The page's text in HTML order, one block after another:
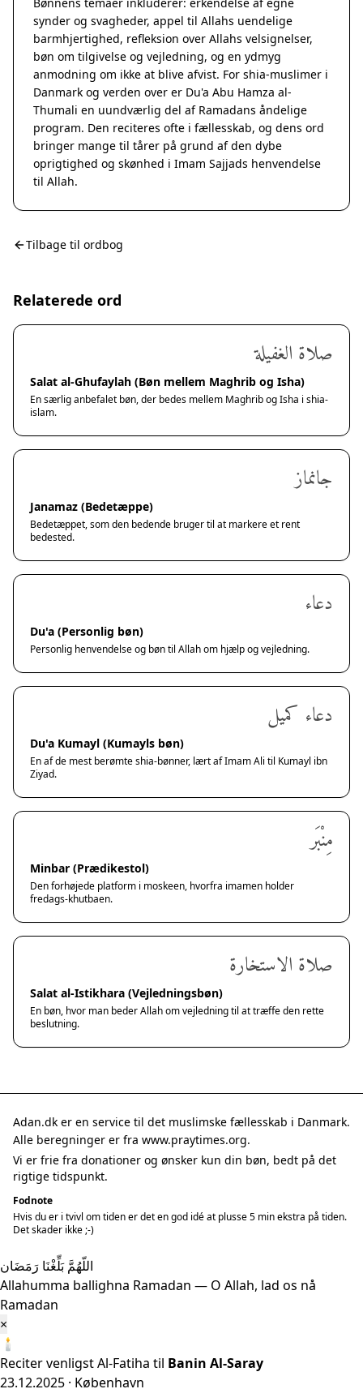
synder og svagheder, appel til Allahs uendelige
barmhjertighed, refleksion over Allahs velsignelser,
bøn om tilgivelse og vejledning, og en ydmyg
anmodning om ikke at blive afvist. For shia-muslimer i
Danmark og verden over er Du'a Abu Hamza al-
Thumali en uundværlig del af Ramadans åndelige
program. Den reciteres ofte i fællesskab, og dens ord
bringer mange til tårer på grund af den dybe
oprigtighed og skønhed i Imam Sajjads henvendelse
til Allah.
Tilbage til ordbog
Relaterede ord
صلاة الغفيلة
Salat al-Ghufaylah (Bøn mellem Maghrib og Isha)
En særlig anbefalet bøn, der bedes mellem Maghrib og Isha i shia-
islam.
جانماز
Janamaz (Bedetæppe)
Bedetæppet, som den bedende bruger til at markere et rent
bedested.
دعاء
Du'a (Personlig bøn)
Personlig henvendelse og bøn til Allah om hjælp og vejledning.
دعاء كميل
Du'a Kumayl (Kumayls bøn)
En af de mest berømte shia-bønner, lært af Imam Ali til Kumayl ibn
Ziyad.
مِنْبَر
Minbar (Prædikestol)
Den forhøjede platform i moskeen, hvorfra imamen holder
fredags-khutbaen.
صلاة الاستخارة
Salat al-Istikhara (Vejledningsbøn)
En bøn, hvor man beder Allah om vejledning til at træffe den rette
beslutning.
Adan.dk er en service til det muslimske fællesskab i Danmark.
Alle beregninger er fra www.praytimes.org.
Vi er frie fra donationer og ønsker kun din bøn, bedt på det
rigtige tidspunkt.
Fodnote
Hvis du er i tvivl om tiden er det en god idé at plusse 5 min ekstra på tiden.
Det skader ikke ;-)
اللّهُمَّ بَلِّغْنَا رَمَضَان
Allahumma ballighna Ramadan — O Allah, lad os nå
Ramadan
×
🕯️
Reciter venligst Al-Fatiha til Banin Al-Saray
23.12.2025 · København